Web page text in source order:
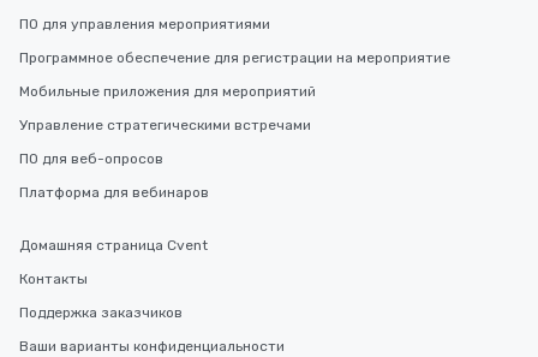
ПО для управления мероприятиями
Программное обеспечение для регистрации на мероприятие
Мобильные приложения для мероприятий
Управление стратегическими встречами
ПО для веб-опросов
Платформа для вебинаров
Домашняя страница Cvent
Контакты
Поддержка заказчиков
Ваши варианты конфиденциальности